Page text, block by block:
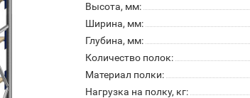
Высота, мм:
Ширина, мм:
Глубина, мм:
Количество полок:
Материал полки:
Нагрузка на полку, кг: